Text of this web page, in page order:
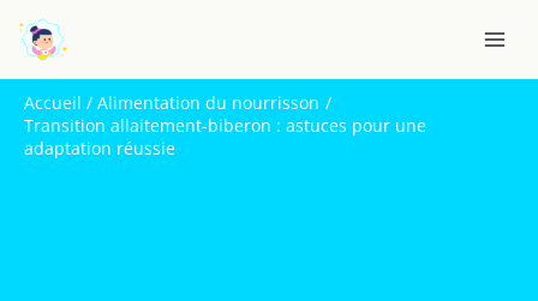
contenu
Accueil
Alimentation du nourrisson
Transition allaitement-biberon : astuces pour une
adaptation réussie
e
c
h
e